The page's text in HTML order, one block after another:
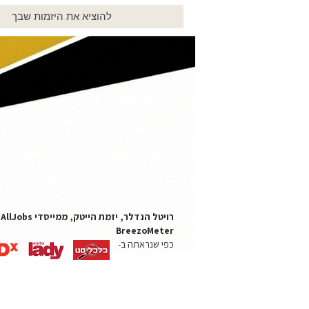
להוציא את היזמות שבך
BreezoMeter
כפי שנראתה ב-